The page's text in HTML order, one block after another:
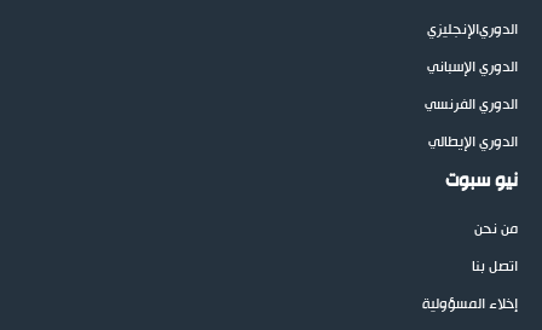
الدوريالإنجليزي
الدوري الإسباني
الدوري الفرنسي
الدوري الإيطالي
نيو سبوت
من نحن
اتصل بنا
إخلاء المسؤولية